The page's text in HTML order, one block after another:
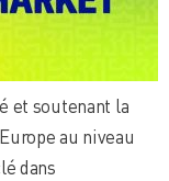
et soutenant la
au niveau
dans